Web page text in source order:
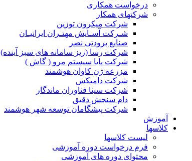
درخواست همکاری
شرکتهای همکار
شرکت میکرون توزین
شـرکت آسـایش مهتـران ایرانیـان
صنایع برودتی نصر
شرکت رسا (ریز سامانه های سبز آینده)
شرکت پایا سیستم مرو ( گاش )
مزرعه ژن کاوان هوشمند
شرکت دامیکس
شرکت سینا فناوران ماندگار
دام سنجش دقیق
شرکت پیشگامان توسعه شهر هوشمند
آموزش
کلاسها
لیست کلاسها
فرم درخواست دوره آموزشی
محتوای دوره های آموزشی